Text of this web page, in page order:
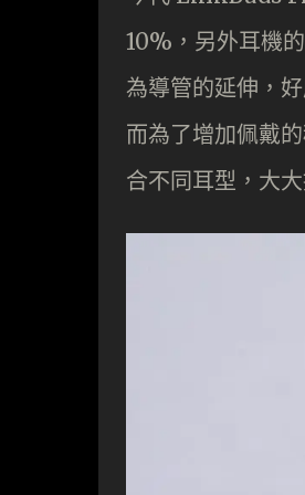
10%，另外耳機
為導管的延伸，
而為了增加佩戴
合不同耳型，大